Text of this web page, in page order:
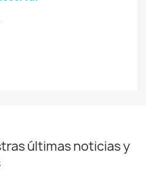
últimas noticias y